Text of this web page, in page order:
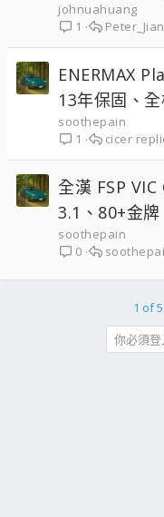
johnuahuang
1
Peter_Jian
ENERMAX
13年保固、
soothepain
1
cicer
全漢 FSP
3.1、80+金
soothepain
0
1 of
你必須登